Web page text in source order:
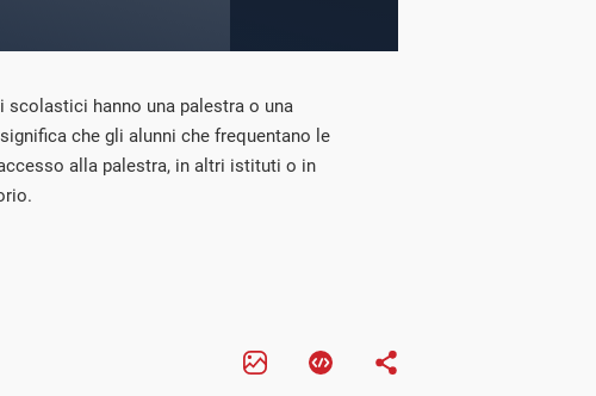
scolastici hanno una palestra o una
che gli alunni che frequentano le
alla palestra, in altri istituti o in